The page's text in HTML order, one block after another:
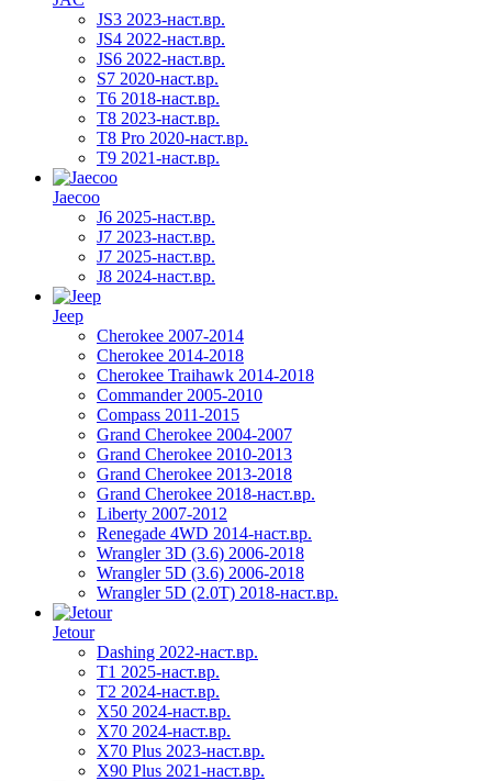
JS3 2023-наст.вр.
JS4 2022-наст.вр.
JS6 2022-наст.вр.
S7 2020-наст.вр.
T6 2018-наст.вр.
T8 2023-наст.вр.
T8 Pro 2020-наст.вр.
T9 2021-наст.вр.
Jaecoo
J6 2025-наст.вр.
J7 2023-наст.вр.
J7 2025-наст.вр.
J8 2024-наст.вр.
Jeep
Cherokee 2007-2014
Cherokee 2014-2018
Cherokee Traihawk 2014-2018
Commander 2005-2010
Compass 2011-2015
Grand Cherokee 2004-2007
Grand Cherokee 2010-2013
Grand Cherokee 2013-2018
Grand Cherokee 2018-наст.вр.
Liberty 2007-2012
Renegade 4WD 2014-наст.вр.
Wrangler 3D (3.6) 2006-2018
Wrangler 5D (3.6) 2006-2018
Wrangler 5D (2.0T) 2018-наст.вр.
Jetour
Dashing 2022-наст.вр.
T1 2025-наст.вр.
T2 2024-наст.вр.
X50 2024-наст.вр.
X70 2024-наст.вр.
X70 Plus 2023-наст.вр.
X90 Plus 2021-наст.вр.